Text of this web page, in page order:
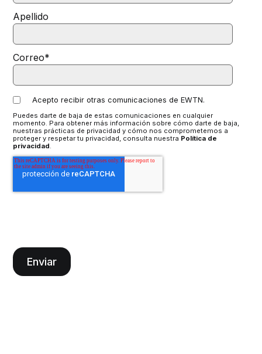
Apellido
Correo*
Acepto recibir otras comunicaciones de EWTN.
Puedes darte de baja de estas comunicaciones en cualquier
momento. Para obtener más información sobre cómo darte de baja,
nuestras prácticas de privacidad y cómo nos comprometemos a
proteger y respetar tu privacidad, consulta nuestra Política de
privacidad.